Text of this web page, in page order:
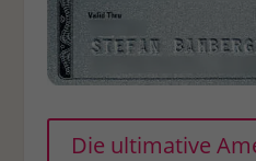
Die ultimative